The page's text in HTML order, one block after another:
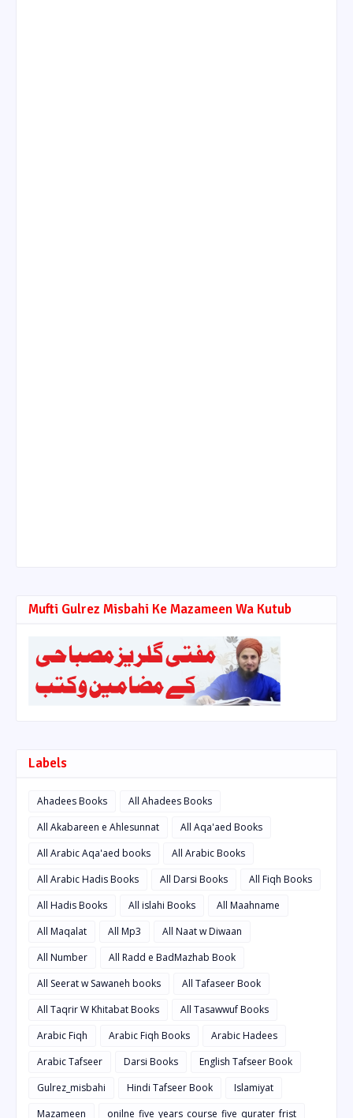
Mufti Gulrez Misbahi Ke Mazameen Wa Kutub
Labels
Ahadees Books
All Ahadees Books
All Akabareen e Ahlesunnat
All Aqa'aed Books
All Arabic Aqa'aed books
All Arabic Books
All Arabic Hadis Books
All Darsi Books
All Fiqh Books
All Hadis Books
All islahi Books
All Maahname
All Maqalat
All Mp3
All Naat w Diwaan
All Number
All Radd e BadMazhab Book
All Seerat w Sawaneh books
All Tafaseer Book
All Taqrir W Khitabat Books
All Tasawwuf Books
Arabic Fiqh
Arabic Fiqh Books
Arabic Hadees
Arabic Tafseer
Darsi Books
English Tafseer Book
Gulrez_misbahi
Hindi Tafseer Book
Islamiyat
Mazameen
onilne_five_years_course_five_qurater_frist